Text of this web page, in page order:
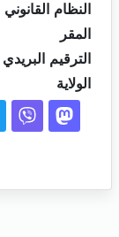
النظام القانوني
المقر
الترقيم البريدي
الولاية